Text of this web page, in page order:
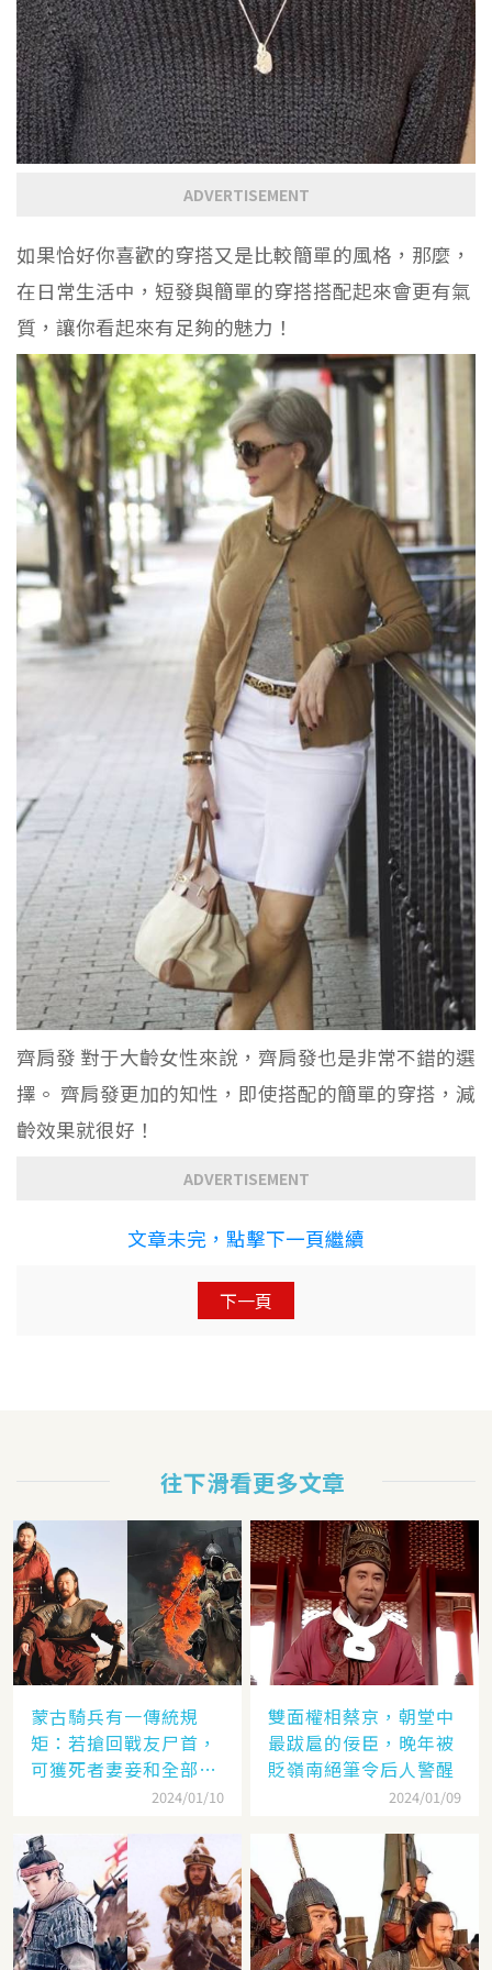
ADVERTISEMENT
如果恰好你喜歡的穿搭又是比較簡單的風格，那麼，
在日常生活中，短發與簡單的穿搭搭配起來會更有氣
質，讓你看起來有足夠的魅力！
齊肩發 對于大齡女性來說，齊肩發也是非常不錯的選
擇。 齊肩發更加的知性，即使搭配的簡單的穿搭，減
齡效果就很好！
ADVERTISEMENT
文章未完，點擊下一頁繼續
下一頁
往下滑看更多文章
蒙古騎兵有一傳統規
矩：若搶回戰友尸首，
可獲死者妻妾和全部牲
2024/01/10
雙面權相蔡京，朝堂中
最跋扈的佞臣，晚年被
貶嶺南絕筆令后人警醒
2024/01/09